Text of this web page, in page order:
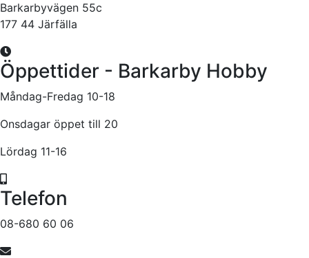
Barkarbyvägen 55c
177 44 Järfälla
Öppettider - Barkarby Hobby
Måndag-Fredag 10-18
Onsdagar öppet till 20
Lördag 11-16
Telefon
08-680 60 06